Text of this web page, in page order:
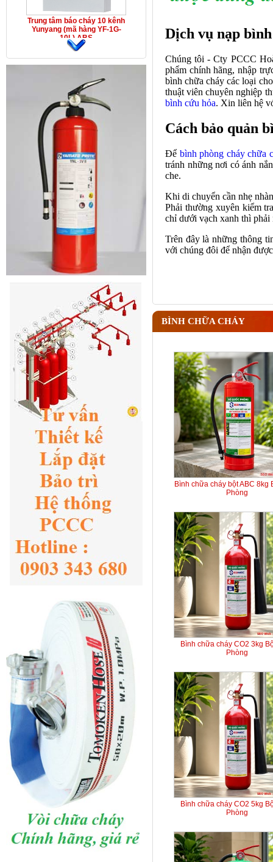
Trung tâm báo cháy 10 kênh
Yunyang (mã hàng YF-1G-
10L) ABS
Dịch vụ nạp
Chúng tôi - Cty PCCC
phẩm chính hãng, nhập
bình chữa cháy các loại
thuật viên chuyên nghiệp
bình cứu hỏa. Xin liên hệ
Cách bảo quản
Để bình phòng cháy chữa
tránh những nơi có ánh
che.
Khi di chuyển cần nhẹ
Phải thường xuyên kiểm
chỉ dưới vạch xanh thì phải
Trên đây là những thông
với chúng đôi để nhận
BÌNH CHỮA CHÁY
Bình chữa cháy bột ABC 8kg
Phòng
Bình chữa cháy CO2 3kg
Phòng
Bình chữa cháy CO2 5kg
Phòng